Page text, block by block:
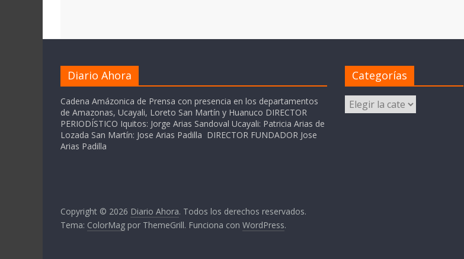
Diario Ahora
Cadena Amázonica de Prensa con presencia en los departamentos
de Amazonas, Ucayali, Loreto San Martín y Huanuco DIRECTOR
PERIODÍSTICO Iquitos: Jorge Arias Sandoval Ucayali: Patricia Arias de
Lozada San Martín: Jose Arias Padilla DIRECTOR FUNDADOR Jose
Arias Padilla
Categorías
Categorías
Copyright © 2026 Diario Ahora. Todos los derechos reservados.
Tema: ColorMag por ThemeGrill. Funciona con WordPress.